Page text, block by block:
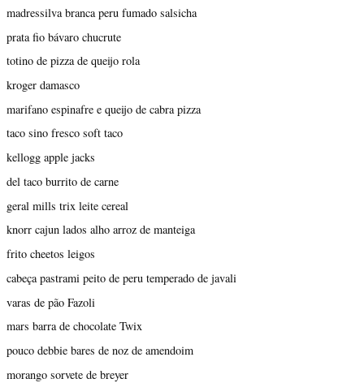
madressilva branca peru fumado salsicha
prata fio bávaro chucrute
totino de pizza de queijo rola
kroger damasco
marifano espinafre e queijo de cabra pizza
taco sino fresco soft taco
kellogg apple jacks
del taco burrito de carne
geral mills trix leite cereal
knorr cajun lados alho arroz de manteiga
frito cheetos leigos
cabeça pastrami peito de peru temperado de javali
varas de pão Fazoli
mars barra de chocolate Twix
pouco debbie bares de noz de amendoim
morango sorvete de breyer